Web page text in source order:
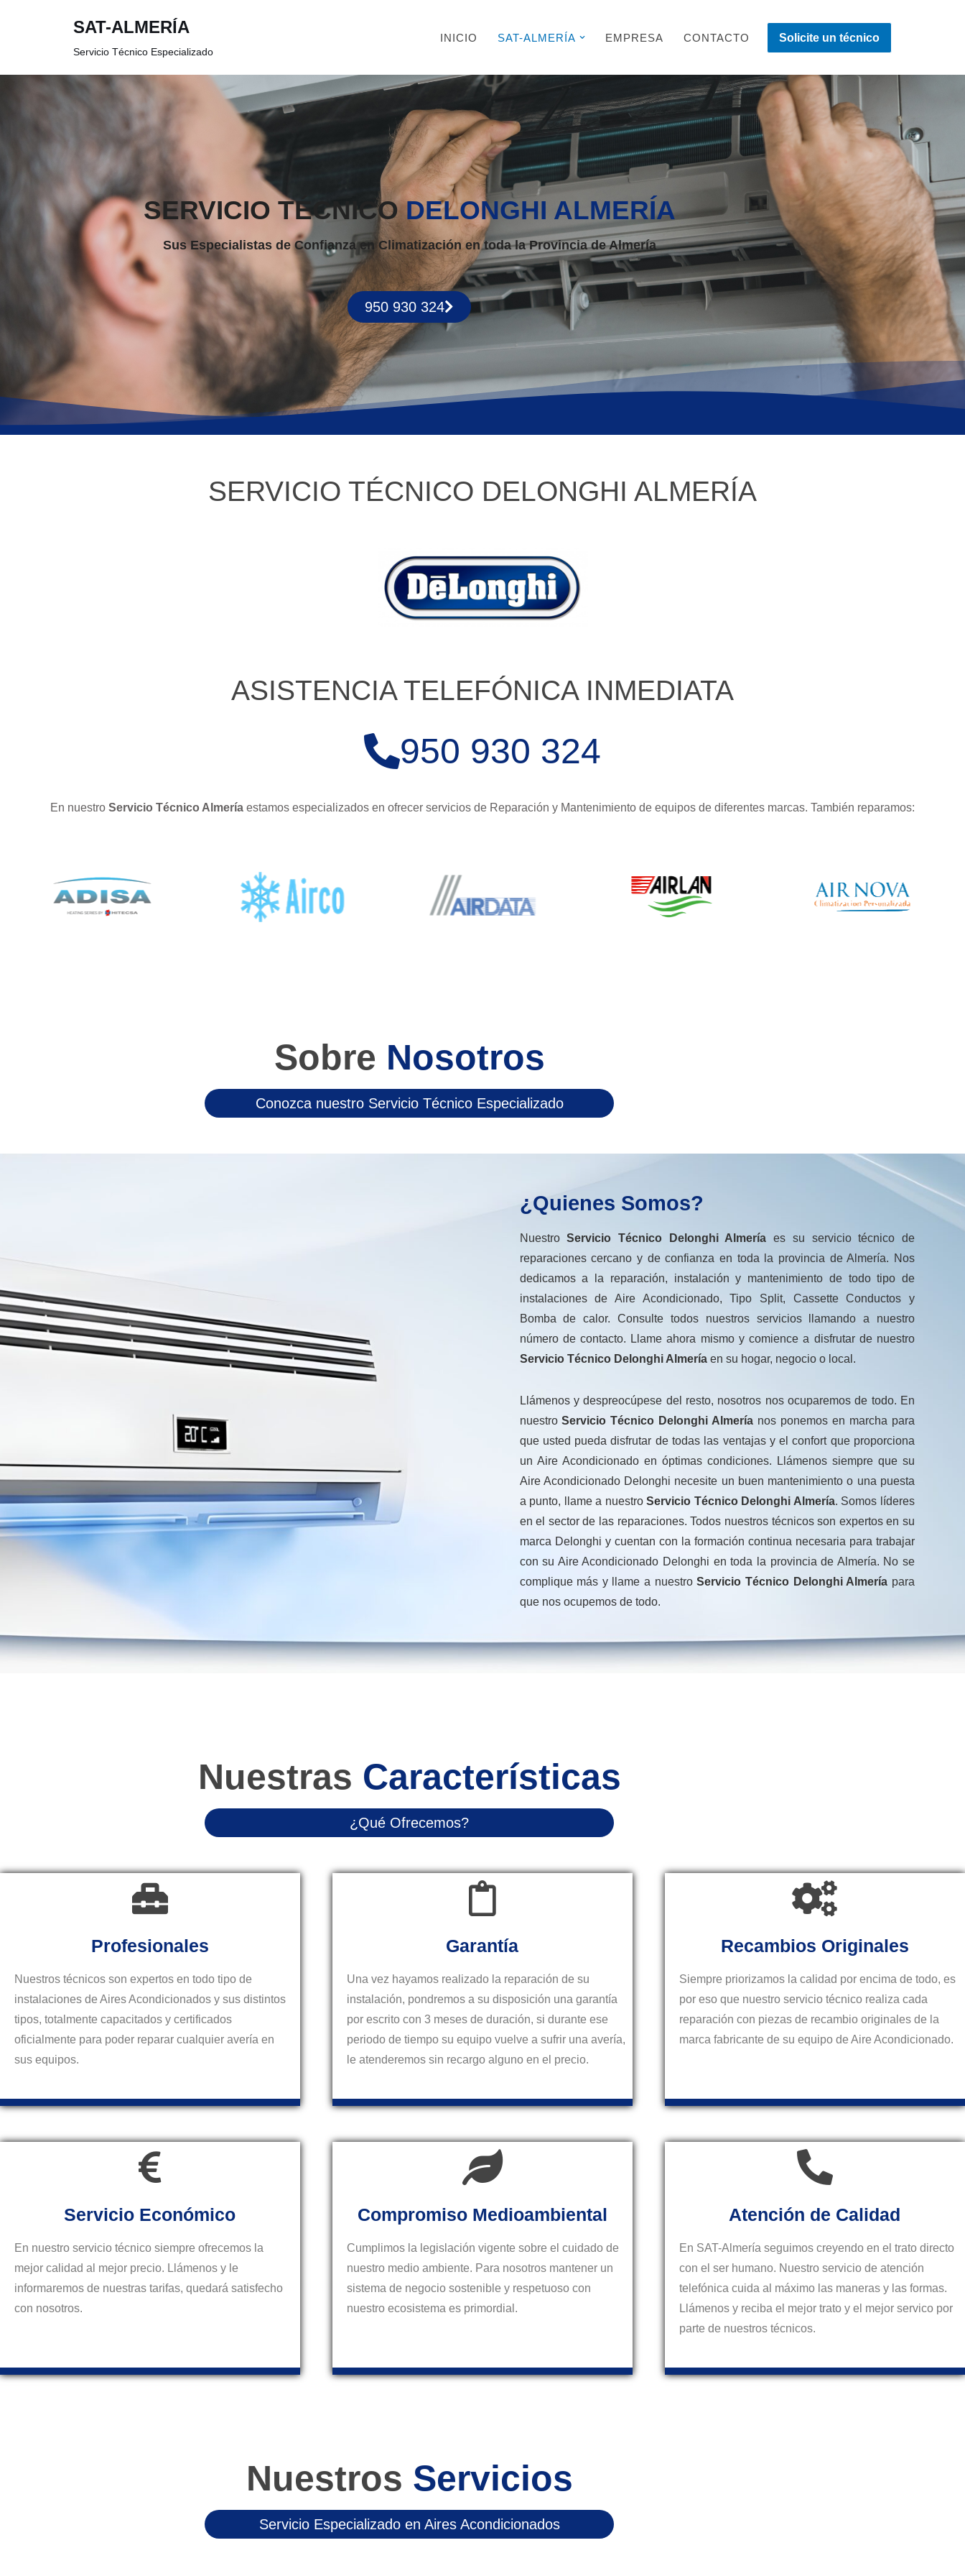
contenido
SAT-ALMERÍA
Servicio Técnico Especializado
INICIO SAT-ALMERÍA EMPRESA CONTACTO Solicite un técnico
SERVICIO TÉCNICO DELONGHI ALMERÍA
Sus Especialistas de Confianza en Climatización en toda la Provincia de Almería
950 930 324
SERVICIO TÉCNICO DELONGHI ALMERÍA
ASISTENCIA TELEFÓNICA INMEDIATA
950 930 324
En nuestro Servicio Técnico Almería estamos especializados en ofrecer servicios de Reparación y Mantenimiento de equipos de diferentes marcas. También reparamos:
Sobre Nosotros
Conozca nuestro Servicio Técnico Especializado
¿Quienes Somos?
NuestroServicio Técnico Delonghi Almería es su servicio técnico de
reparaciones cercano y de confianza en toda la provincia de Almería. Nos
dedicamos a la reparación, instalación y mantenimiento de todo tipo de
instalaciones de Aire Acondicionado, Tipo Split, Cassette Conductos y
Bomba de calor. Consulte todos nuestros servicios llamando a nuestro
número de contacto. Llame ahora mismo y comience a disfrutar de nuestro
Servicio Técnico Delonghi Almeríaen su hogar, negocio o local.
Llámenos y despreocúpese del resto, nosotros nos ocuparemos de todo. En
nuestroServicio Técnico Delonghi Almería nos ponemos en marcha para
que usted pueda disfrutar de todas las ventajas y el confort que proporciona
un Aire Acondicionado en óptimas condiciones. Llámenos siempre que su
Aire Acondicionado Delonghi necesite un buen mantenimiento o una puesta
a punto, llame a nuestroServicio Técnico Delonghi Almería. Somos líderes
en el sector de las reparaciones. Todos nuestros técnicos son expertos en su
marca Delonghi y cuentan con la formación continua necesaria para trabajar
con su Aire Acondicionado Delonghi en toda la provincia de Almería. No se
complique más y llame a nuestroServicio Técnico Delonghi Almería para
que nos ocupemos de todo.
Nuestras Características
¿Qué Ofrecemos?
Profesionales
Nuestros técnicos son expertos en todo tipo de
instalaciones de Aires Acondicionados y sus distintos
tipos, totalmente capacitados y certificados
oficialmente para poder reparar cualquier avería en
sus equipos.
Garantía
Una vez hayamos realizado la reparación de su
instalación, pondremos a su disposición una garantía
por escrito con 3 meses de duración, si durante ese
periodo de tiempo su equipo vuelve a sufrir una avería,
le atenderemos sin recargo alguno en el precio.
Recambios Originales
Siempre priorizamos la calidad por encima de todo, es
por eso que nuestro servicio técnico realiza cada
reparación con piezas de recambio originales de la
marca fabricante de su equipo de Aire Acondicionado.
Servicio Económico
En nuestro servicio técnico siempre ofrecemos la
mejor calidad al mejor precio. Llámenos y le
informaremos de nuestras tarifas, quedará satisfecho
con nosotros.
Compromiso Medioambiental
Cumplimos la legislación vigente sobre el cuidado de
nuestro medio ambiente. Para nosotros mantener un
sistema de negocio sostenible y respetuoso con
nuestro ecosistema es primordial.
Atención de Calidad
En SAT-Almería seguimos creyendo en el trato directo
con el ser humano. Nuestro servicio de atención
telefónica cuida al máximo las maneras y las formas.
Llámenos y reciba el mejor trato y el mejor servico por
parte de nuestros técnicos.
Nuestros Servicios
Servicio Especializado en Aires Acondicionados